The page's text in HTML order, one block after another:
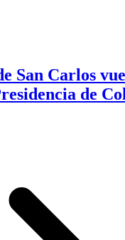
San Carlos
de